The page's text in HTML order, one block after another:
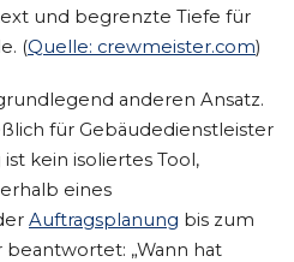
und begrenzte Tiefe für
(Quelle: crewmeister.com)
anderen Ansatz.
für Gebäudedienstleister
kein isoliertes Tool,
eines
Auftragsplanung bis zum
beantwortet: „Wann hat